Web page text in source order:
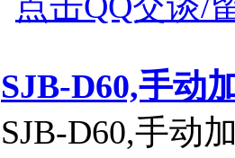
SJB-D60,手动
SJB-D60,手动